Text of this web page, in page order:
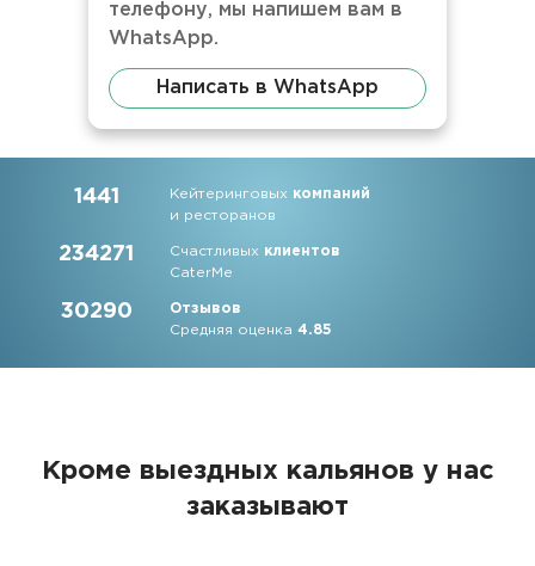
телефону, мы напишем вам в
WhatsApp.
Написать в WhatsApp
1441 Кейтеринговых компаний
и ресторанов
234271 Счастливых клиентов
CaterMe
30290
Отзывов
Средняя оценка4.85
Кроме выездных кальянов у нас
заказывают